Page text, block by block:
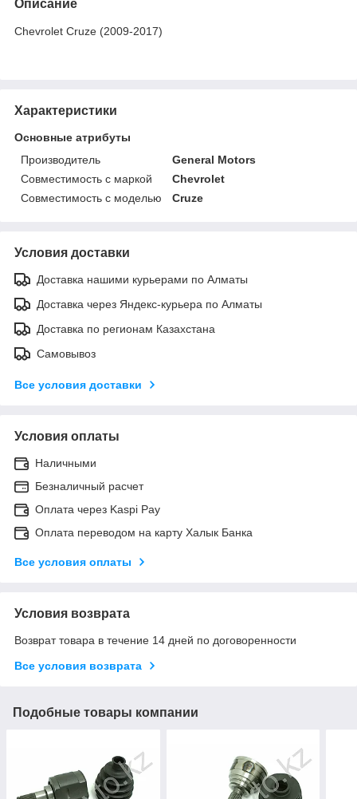
Описание
Chevrolet Cruze (2009-2017)
Характеристики
Основные атрибуты
Производитель
General Motors
Совместимость с маркой
Chevrolet
Совместимость с моделью
Cruze
Условия доставки
Доставка нашими курьерами по Алматы
Доставка через Яндекс-курьера по Алматы
Доставка по регионам Казахстана
Самовывоз
Все условия доставки
Условия оплаты
Наличными
Безналичный расчет
Оплата через Kaspi Pay
Оплата переводом на карту Халык Банка
Все условия оплаты
Условия возврата
Возврат товара в течение 14 дней по договоренности
Все условия возврата
Подобные товары компании